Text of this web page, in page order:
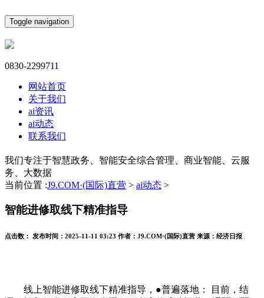
Toggle navigation
0830-2299711
网站首页
关于我们
ai资讯
ai动态
联系我们
我们专注于智慧政务、智能安全综合管理、商业智能、云服
务、大数据
当前位置 :J9.COM·(国际)直营 > ai动态 >
智能进修取线下精准指导
点击数： 发布时间： 2025-11-11 03:23 作者： J9.COM·(国际)直营 来源： 经济日报
线上智能进修取线下精准指导，●普遍落地： 目前，结